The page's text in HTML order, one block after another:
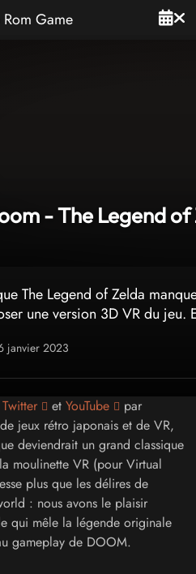
- The Legend
The Legend of Zelda
une version 3D VR du
janvier 2023
Twitter et YouTube
par
jeux rétro japonais et de VR,
deviendrait un grand classique
moulinette VR (pour Virtual
plus que les délires de
: nous avons le plaisir
qui mêle la légende originale
gameplay de DOOM.